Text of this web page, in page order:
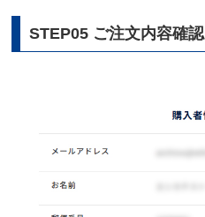
STEP05 ご注文内容確認